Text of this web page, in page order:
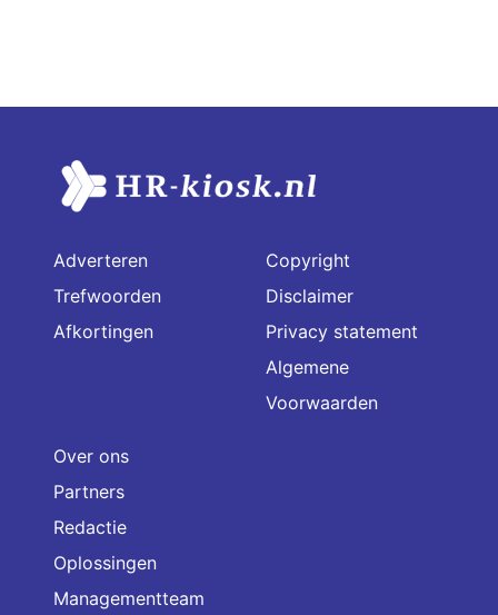
Adverteren
Trefwoorden
Afkortingen
Copyright
Disclaimer
Privacy statement
Algemene
Voorwaarden
Over ons
Partners
Redactie
Oplossingen
Managementteam